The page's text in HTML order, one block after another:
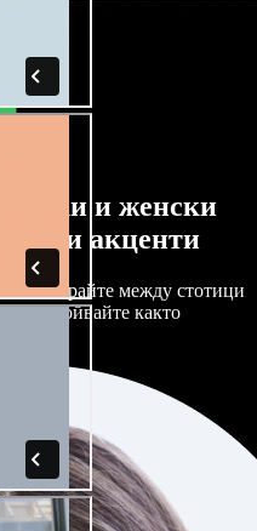
мъжки и женски
акценти
Избирайте между стотици
настройвайте както